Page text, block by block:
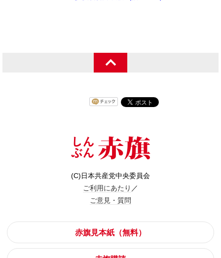
(C)日本共産党中央委員会
ご利用にあたり ／
ご意見・質問
赤旗見本紙（無料）